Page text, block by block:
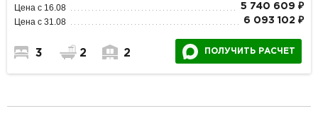
Цена с 16.08 5 740 609 ₽
Цена с 31.08 6 093 102 ₽
3 2 2 ПОЛУЧИТЬ РАСЧЕТ